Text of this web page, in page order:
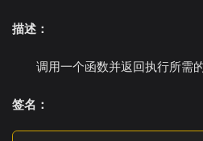
描述：
调用一个函数并返回执行所需的
签名：